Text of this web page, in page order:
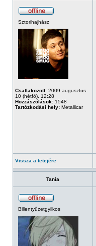
Sztorihajhász
Csatlakozott: 2009 augusztus
10 (hétfő), 12:28
Hozzászólások: 1548
Tartózkodási hely: Metallicar
Vissza a tetejére
Tania
Billentyűzetgyilkos